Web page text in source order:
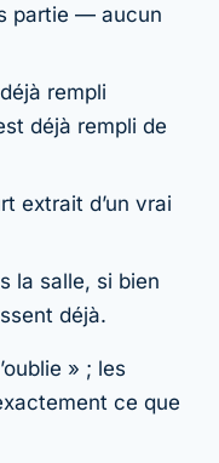
partie — aucun
rempli
déjà rempli de
extrait d’un vrai
la salle, si bien
déjà.
» ; les
ce que